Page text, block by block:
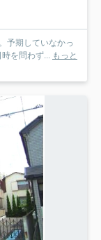
予期していなかっ
を問わず...
もっと